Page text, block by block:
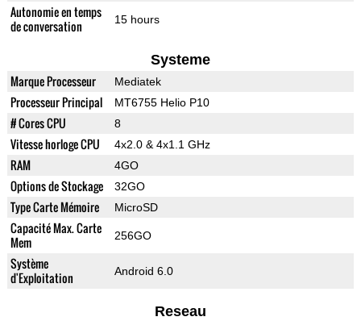
Autonomie en temps
de conversation
15 hours
Systeme
Marque Processeur Mediatek
Processeur Principal MT6755 Helio P10
# Cores CPU 8
Vitesse horloge CPU 4x2.0 & 4x1.1 GHz
RAM 4GO
Options de Stockage 32GO
Type Carte Mémoire MicroSD
Capacité Max. Carte
Mem
256GO
Système
d'Exploitation
Android 6.0
Reseau